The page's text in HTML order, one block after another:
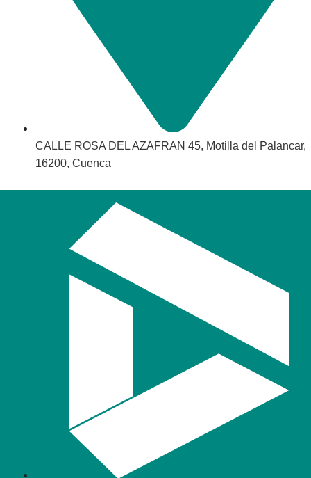
CALLE ROSA DEL AZAFRAN 45, Motilla del Palancar,
16200, Cuenca